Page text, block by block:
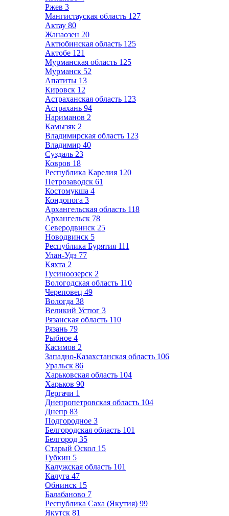
Ржев 3
Мангистауская область 127
Актау 80
Жанаозен 20
Актюбинская область 125
Актобе 121
Мурманская область 125
Мурманск 52
Апатиты 13
Кировск 12
Астраханская область 123
Астрахань 94
Нариманов 2
Камызяк 2
Владимирская область 123
Владимир 40
Суздаль 23
Ковров 18
Республика Карелия 120
Петрозаводск 61
Костомукша 4
Кондопога 3
Архангельская область 118
Архангельск 78
Северодвинск 25
Новодвинск 5
Республика Бурятия 111
Улан-Удэ 77
Кяхта 2
Гусиноозерск 2
Вологодская область 110
Череповец 49
Вологда 38
Великий Устюг 3
Рязанская область 110
Рязань 79
Рыбное 4
Касимов 2
Западно-Казахстанская область 106
Уральск 86
Харьковская область 104
Харьков 90
Дергачи 1
Днепропетровская область 104
Днепр 83
Подгородное 3
Белгородская область 101
Белгород 35
Старый Оскол 15
Губкин 5
Калужская область 101
Калуга 47
Обнинск 15
Балабаново 7
Республика Саха (Якутия) 99
Якутск 81